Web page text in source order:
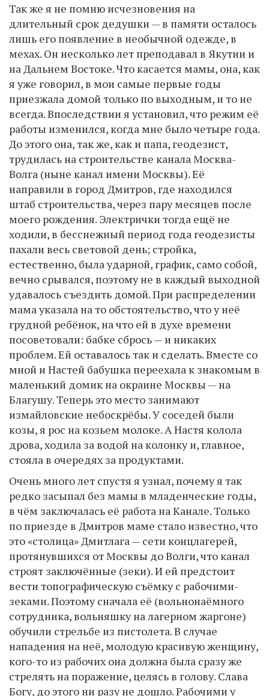
Так же я не помню исчезновения на
длительный срок дедушки — в памяти осталось
лишь его появление в необычной одежде, в
мехах. Он несколько лет преподавал в Якутии и
на Дальнем Востоке. Что касается мамы, она, как
я уже говорил, в мои самые первые годы
приезжала домой только по выходным, и то не
всегда. Впоследствии я установил, что режим её
работы изменился, когда мне было четыре года.
До этого она, так же, как и папа, геодезист,
трудилась на строительстве канала Москва-
Волга (ныне канал имени Москвы). Её
направили в город Дмитров, где находился
штаб строительства, через пару месяцев после
моего рождения. Электрички тогда ещё не
ходили, в бесснежный период года геодезисты
пахали весь световой день; стройка,
естественно, была ударной, график, само собой,
вечно срывался, поэтому не в каждый выходной
удавалось съездить домой. При распределении
мама указала на то обстоятельство, что у неё
грудной ребёнок, на что ей в духе времени
посоветовали: бабке сбрось — и никаких
проблем. Ей оставалось так и сделать. Вместе со
мной и Настей бабушка переехала к знакомым в
маленький домик на окраине Москвы — на
Благушу. Теперь это место занимают
измайловские небоскрёбы. У соседей были
козы, я рос на козьем молоке. А Настя колола
дрова, ходила за водой на колонку и, главное,
стояла в очередях за продуктами.
Очень много лет спустя я узнал, почему я так
редко засыпал без мамы в младенческие годы,
в чём заключалась её работа на Канале. Только
по приезде в Дмитров маме стало известно, что
это «столица» Дмитлага — сети концлагерей,
протянувшихся от Москвы до Волги, что канал
строят заключённые (зеки). И ей предстоит
вести топографическую съёмку с рабочими-
зеками. Поэтому сначала её (вольнонаёмного
сотрудника, вольняшку на лагерном жаргоне)
обучили стрельбе из пистолета. В случае
нападения на неё, молодую красивую женщину,
кого-то из рабочих она должна была сразу же
стрелять на поражение, целясь в голову. Слава
Богу, до этого ни разу не дошло. Рабочими у